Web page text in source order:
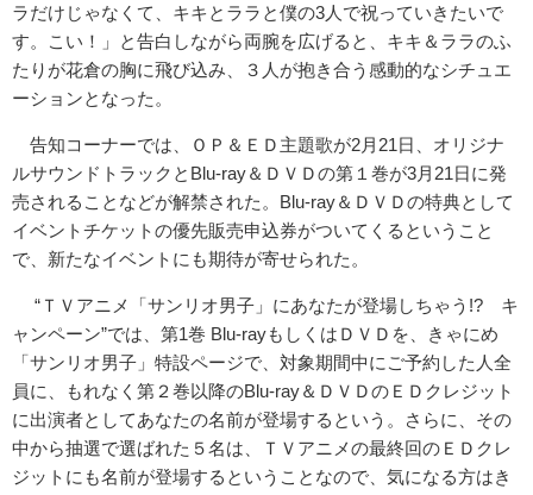
ラだけじゃなくて、キキとララと僕の3人で祝っていき たいで
す。こい！」と告白しながら両腕を広げると、キキ＆ララのふ
たりが花倉の胸に飛び込み、３人が抱き合う感動的なシチュエ
ーションとなった。
告知コーナーでは、ＯＰ＆ＥＤ主題歌が2月21日、オリジナ
ルサウンドトラックとBlu-ray＆ＤＶＤの第１巻が3月21日に発
売されることなどが解禁された。Blu-ray＆ＤＶＤの特典として
イベントチケットの優先販売申込券がついてくるということ
で、新たなイベントにも期待が寄せられた。
“ＴＶアニメ「サンリオ男子」にあなたが登場しちゃう!? キ
ャンペーン”では、第1巻 Blu-rayもしくはＤＶＤを、きゃにめ
「サンリオ男子」特設ページで、対象期間中にご予約した人全
員に、もれなく第２巻以降のBlu-ray＆ＤＶＤのＥＤクレジット
に出演者としてあなたの名前が登場するという。さらに、 その
中から抽選で選ばれた５名は、ＴＶアニメの最終回のＥＤクレ
ジットにも名前が登場するということなので、 気になる方はき